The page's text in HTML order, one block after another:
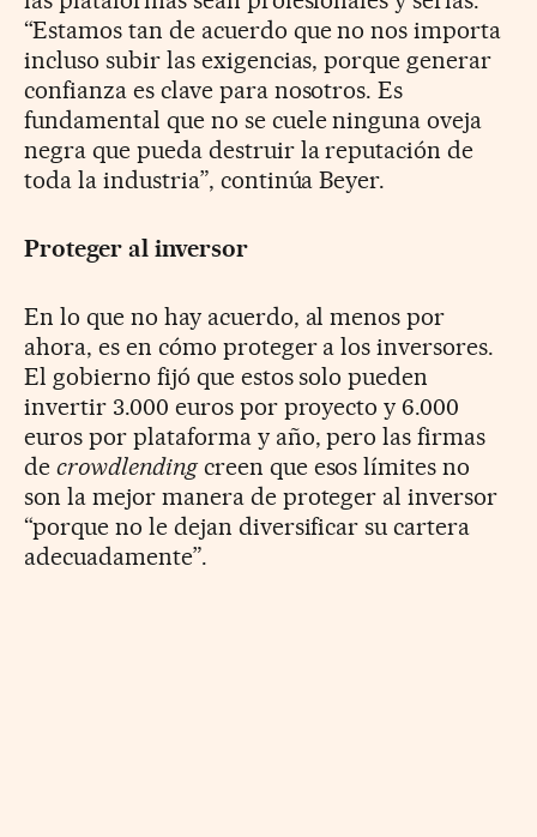
“Estamos tan de acuerdo que no nos importa
incluso subir las exigencias, porque generar
confianza es clave para nosotros. Es
fundamental que no se cuele ninguna oveja
negra que pueda destruir la reputación de
toda la industria”, continúa Beyer.
Proteger al inversor
En lo que no hay acuerdo, al menos por
ahora, es en cómo proteger a los inversores.
El gobierno fijó que estos solo pueden
invertir 3.000 euros por proyecto y 6.000
euros por plataforma y año, pero las firmas
de crowdlendingcreen que esos límites no
son la mejor manera de proteger al inversor
“porque no le dejan diversificar su cartera
adecuadamente”.